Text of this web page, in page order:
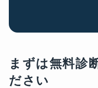
まずは無料診
ださい